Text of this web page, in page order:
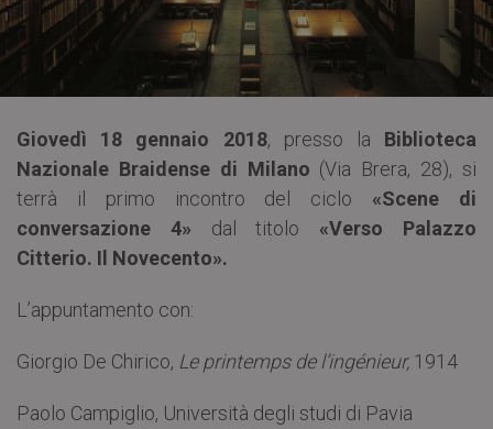
Giovedì 18 gennaio 2018, presso la Biblioteca
Nazionale Braidense di Milano (Via Brera, 28), si
terrà il primo incontro del ciclo «Scene di
conversazione 4» dal titolo «Verso Palazzo
Citterio. Il Novecento».
L’appuntamento con:
Giorgio De Chirico, Le printemps de l’ingénieur, 1914
Paolo Campiglio, Università degli studi di Pavia